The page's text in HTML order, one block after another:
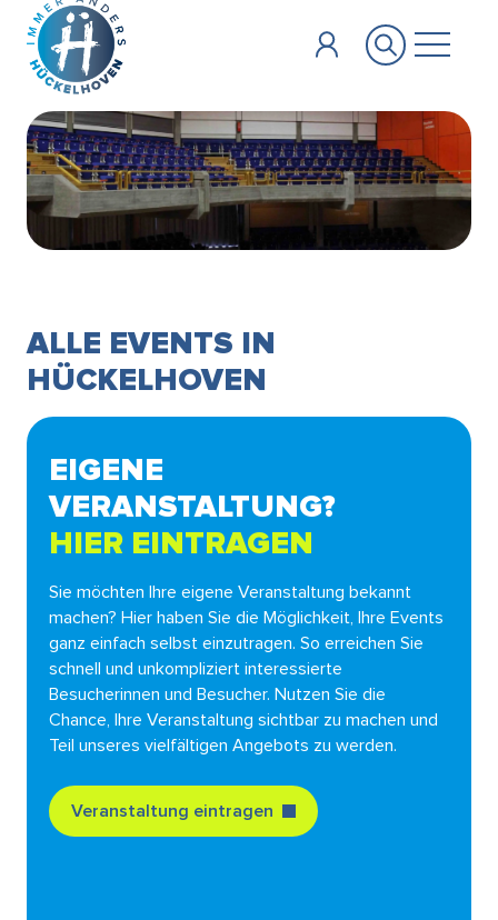
Zum Hauptinhalt springen
ALLE EVENTS IN
HÜCKELHOVEN
EIGENE
VERANSTALTUNG?
HIER EINTRAGEN
Sie möchten Ihre eigene Veranstaltung bekannt
machen? Hier haben Sie die Möglichkeit, Ihre Events
ganz einfach selbst einzutragen. So erreichen Sie
schnell und unkompliziert interessierte
Besucherinnen und Besucher. Nutzen Sie die
Chance, Ihre Veranstaltung sichtbar zu machen und
Teil unseres vielfältigen Angebots zu werden.
Veranstaltung eintragen